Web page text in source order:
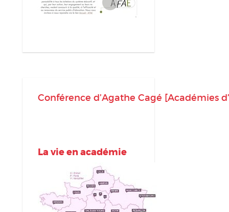
Conférence d’Agathe Cagé [Académies
La vie en académie